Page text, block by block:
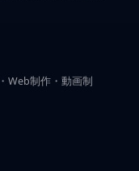
Web制作・動画制